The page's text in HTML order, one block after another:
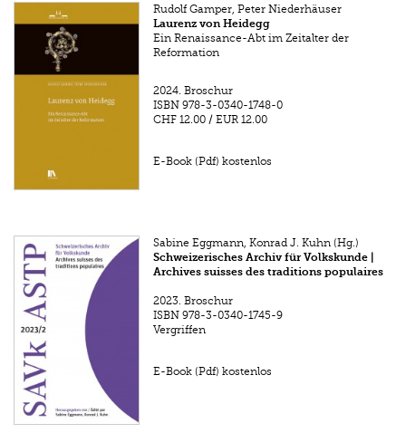
Rudolf Gamper, Peter Niederhäuser
Laurenz von Heidegg
Ein Renaissance-Abt im Zeitalter der
Reformation
2024. Broschur
ISBN 978-3-0340-1748-0
CHF 12.00 /EUR 12.00
E-Book (Pdf) kostenlos
Sabine Eggmann, Konrad J. Kuhn (Hg.)
Schweizerisches Archiv für Volkskunde |
Archives suisses des traditions populaires
2023. Broschur
ISBN 978-3-0340-1745-9
Vergriffen
E-Book (Pdf) kostenlos